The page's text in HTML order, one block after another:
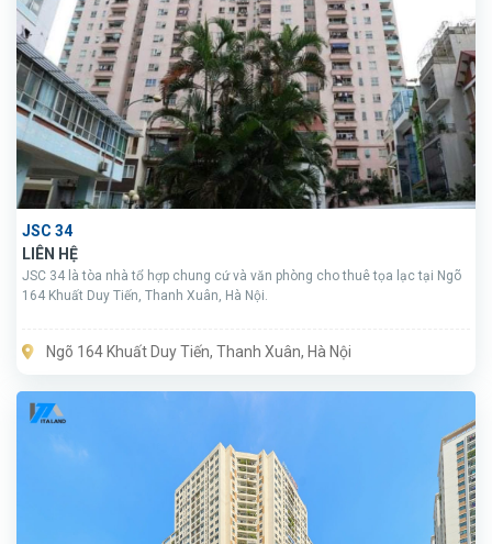
JSC 34
LIÊN HỆ
JSC 34 là tòa nhà tổ hợp chung cứ và văn phòng cho thuê tọa lạc tại Ngõ
164 Khuất Duy Tiến, Thanh Xuân, Hà Nội.
Ngõ 164 Khuất Duy Tiến, Thanh Xuân, Hà Nội